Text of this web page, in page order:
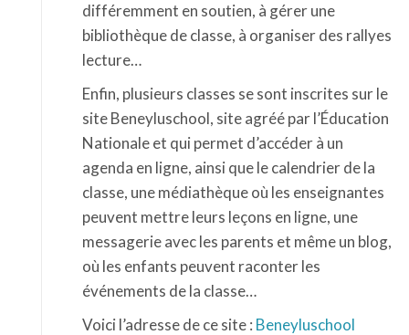
différemment en soutien, à gérer une
bibliothèque de classe, à organiser des rallyes
lecture…
Enfin, plusieurs classes se sont inscrites sur le
site Beneyluschool, site agréé par l’Éducation
Nationale et qui permet d’accéder à un
agenda en ligne, ainsi que le calendrier de la
classe, une médiathèque où les enseignantes
peuvent mettre leurs leçons en ligne, une
messagerie avec les parents et même un blog,
où les enfants peuvent raconter les
événements de la classe…
Voici l’adresse de ce site : Beneyluschool